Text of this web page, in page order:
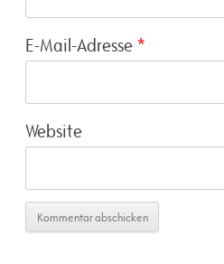
E-Mail-Adresse *
Website